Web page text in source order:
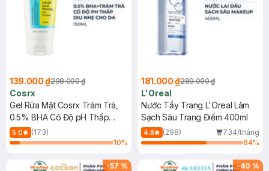
139.000 ₫298.000 ₫
Cosrx
Gel Rửa Mặt Cosrx Tràm Trà,
0.5% BHA Có Độ pH Thấp
150ml
5.0
(173)
10%
181.000 ₫289.000 ₫
L'Oreal
Nước Tẩy Trang L'Oreal Làm
Sạch Sâu Trang Điểm 400ml
4.8 (298)
734/tháng
64%
-57 % -40 %